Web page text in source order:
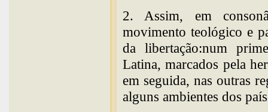
2. Assim, em
movimento teológico e
da libertação:num
Latina, marcados pela
em seguida, nas outras
alguns ambientes dos